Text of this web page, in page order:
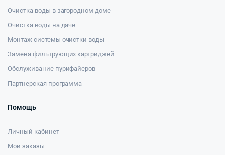
Очистка воды в загородном доме
Очистка воды на даче
Монтаж системы очистки воды
Замена фильтрующих картриджей
Обслуживание пурифайеров
Партнерская программа
Помощь
Личный кабинет
Мои заказы